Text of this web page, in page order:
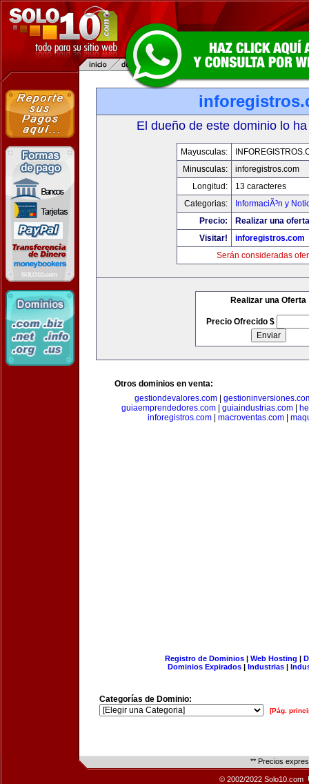
El dueño de este dominio lo
Mayusculas:
Minusculas:
inforegistros.com
Longitud:
13 caracteres
Categorias:
InformaciÃ³n y
Precio:
Realizar una
Visitar!
inforegistros.com
Serán consideradas
Realizar una Oferta
Precio Ofrecido $
Otros dominios en venta:
gestiondevalores.com|
guiaemprendedores.com
guiaindustrias.com
inforegistros.com| macroventas.com|
Registro de Dominios| Web Hosting |
Dominios Expirados | Industrias |
Categorías de Dominio:
[Pág.
** Precios
© 2002/2022 Solo10.com